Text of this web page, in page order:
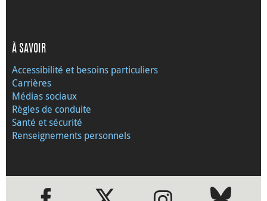
À SAVOIR
Accessibilité et besoins particuliers
Carrières
Médias sociaux
Règles de conduite
Santé et sécurité
Renseignements personnels